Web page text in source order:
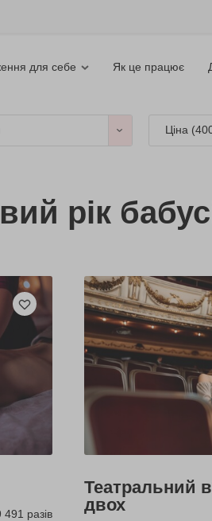
для себе Як це працює
Ціна (
рік
разів
Театральний
двох